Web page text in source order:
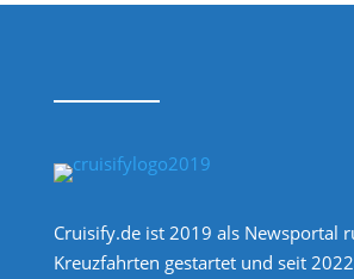
Cruisify.de ist 2019 als Newsportal
Kreuzfahrten gestartet und seit